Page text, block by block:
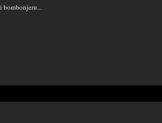
bombonjeru...